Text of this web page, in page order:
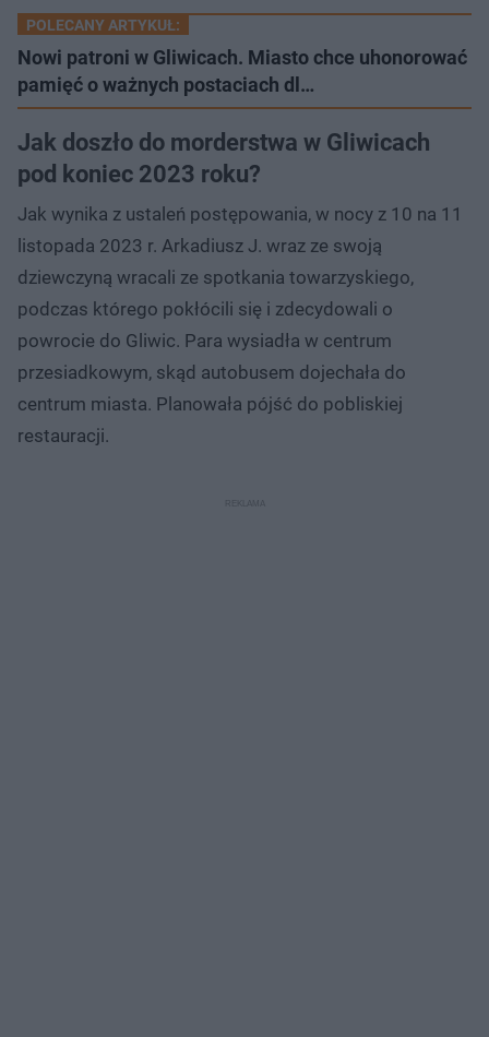
POLECANY ARTYKUŁ:
Nowi patroni w Gliwicach. Miasto chce uhonorować
pamięć o ważnych postaciach dl…
Jak doszło do morderstwa w Gliwicach
pod koniec 2023 roku?
Jak wynika z ustaleń postępowania, w nocy z 10 na 11
listopada 2023 r. Arkadiusz J. wraz ze swoją
dziewczyną wracali ze spotkania towarzyskiego,
podczas którego pokłócili się i zdecydowali o
powrocie do Gliwic. Para wysiadła w centrum
przesiadkowym, skąd autobusem dojechała do
centrum miasta. Planowała pójść do pobliskiej
restauracji.